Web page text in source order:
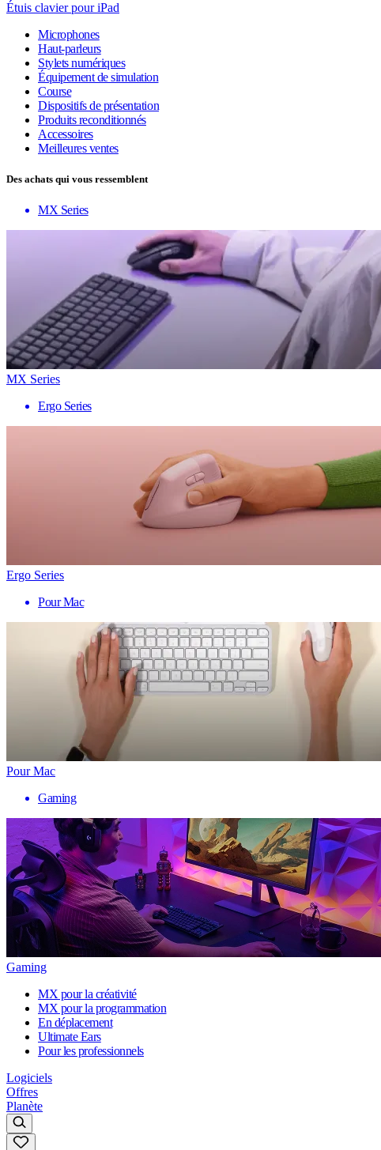
Étuis clavier pour iPad
Microphones
Haut-parleurs
Stylets numériques
Équipement de simulation
Course
Dispositifs de présentation
Produits reconditionnés
Accessoires
Meilleures ventes
Des achats qui vous ressemblent
MX Series
MX Series
Ergo Series
Ergo Series
Pour Mac
Pour Mac
Gaming
Gaming
MX pour la créativité
MX pour la programmation
En déplacement
Ultimate Ears
Pour les professionnels
Logiciels
Offres
Planète